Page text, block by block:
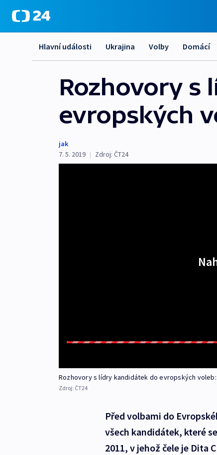
Hlavní události Ukrajina Volby Domácí
Rozhovory s
evropských
jak
7. 5. 2019 | Zdroj: ČT24
Rozhovory s lídry kandidátek do evropských voleb:
Zdroj: ČT24
Před volbami do
všech kandidátek, které
2011, v jehož čele je Dita